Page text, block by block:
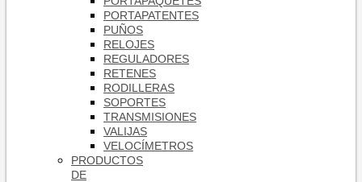
PORTAPATENTES
PUÑOS
RELOJES
REGULADORES
RETENES
RODILLERAS
SOPORTES
TRANSMISIONES
VALIJAS
VELOCÍMETROS
PRODUCTOS
DE